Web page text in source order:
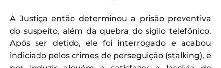
A Justiça então determinou a prisão preventiva
do suspeito, além da quebra do sigilo telefônico.
Após ser detido, ele foi interrogado e acabou
indiciado pelos crimes de perseguição (stalking), e